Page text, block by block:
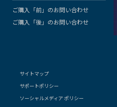
ご購入「前」のお問い合わせ
ご購入「後」のお問い合わせ
サイトマップ
サポートポリシー
ソーシャルメディア ポリシー